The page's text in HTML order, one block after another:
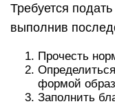
Требуется
выполнив
Прочесть
формой
Заполнить